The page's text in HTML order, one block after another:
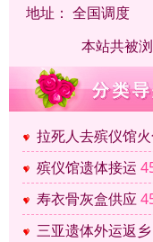
地址： 全国调度
本站共被
拉死人去殡仪馆
殡仪馆遗体接运
寿衣骨灰盒供应
三亚遗体外运返乡